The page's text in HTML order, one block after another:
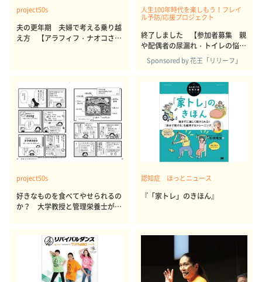
project50s
夫の更年期 夫婦で考える乗り越
え方 【アラフィフ・ナオコさん
人生100年時代を楽しもう！フレイ
ル予防/応援プロジェクト
終了しました 【参加者募集 親
や配偶者の尿漏れ・トイレの悩み
解決に関する意識調査】
Sponsored by 花王「リリーフ」
project50s
好きなものを食べてやせられるの
か？ 大学教授と管理栄養士が出
認知症 ほっとニュース
『「家トレ」のきほん』